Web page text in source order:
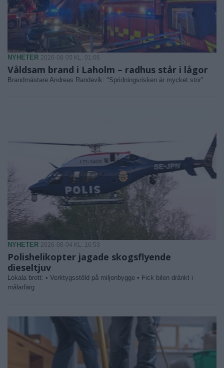
NYHETER 2026-08-05 KL. 01:06
Våldsam brand i Laholm – radhus står i lågor
Brandmästare Andreas Randevik: "Spridningsrisken är mycket stor"
NYHETER 2026-08-04 KL. 16:53
Polishelikopter jagade skogsflyende
dieseltjuv
Lokala brott: • Verktygsstöld på miljonbygge • Fick bilen dränkt i
målarfärg